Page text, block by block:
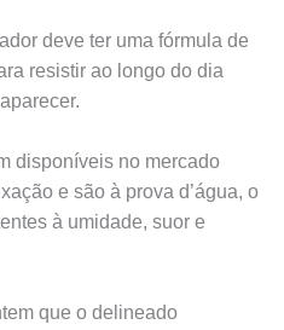
deve ter uma fórmula de
resistir ao longo do dia
disponíveis no mercado
e são à prova d’água, o
à umidade, suor e
que o delineado